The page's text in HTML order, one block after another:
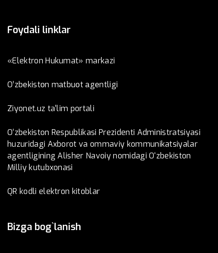
Foydali linklar
«Elektron Hukumat» markazi
O’zbеkistоn mаtbuоt аgеntligi
Ziyonet.uz ta'lim portali
O‘zbekiston Respublikasi Prezidenti Administratsiyasi
huzuridagi Axborot va ommaviy kommunikatsiyalar
agentligining Alisher Navoiy nomidagi O‘zbekiston
Milliy kutubxonasi
QR kodli elektron kitoblar
Bizga bog`lanish